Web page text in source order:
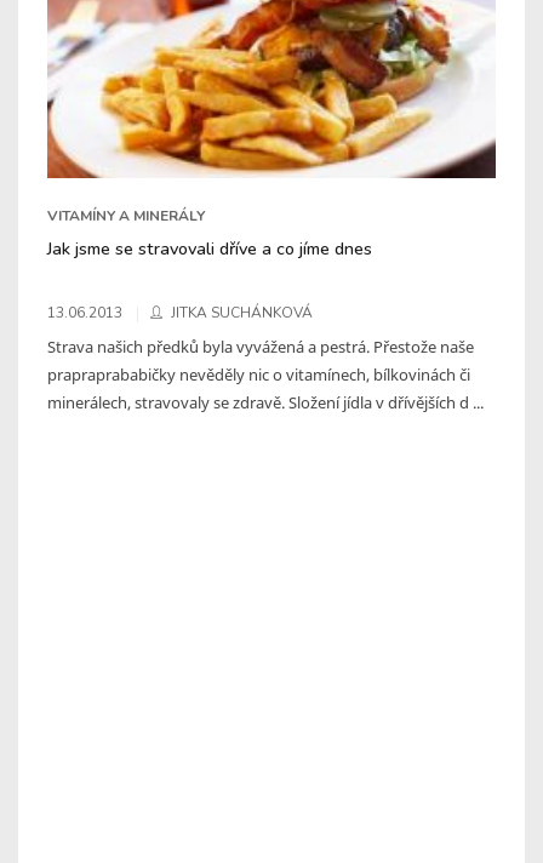
VITAMÍNY A MINERÁLY
Jak jsme se stravovali dříve a co jíme dnes
13.06.2013 JITKA SUCHÁNKOVÁ
Strava našich předků byla vyvážená a pestrá. Přestože naše
prapraprababičky nevěděly nic o vitamínech, bílkovinách či
minerálech, stravovaly se zdravě. Složení jídla v dřívějších d ...